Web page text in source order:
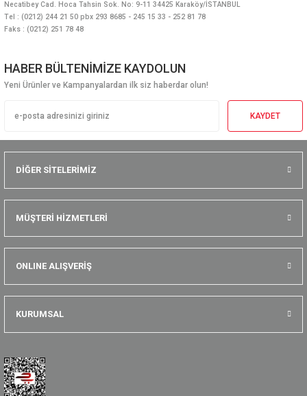
Necatibey Cad. Hoca Tahsin Sok. No: 9-11 34425 Karaköy/İSTANBUL
Tel : (0212) 244 21 50 pbx 293 8685 - 245 15 33 - 252 81 78
Faks : (0212) 251 78 48
HABER BÜLTENİMİZE KAYDOLUN
Yeni Ürünler ve Kampanyalardan ilk siz haberdar olun!
KAYDET
DİĞER SİTELERİMİZ
MÜŞTERİ HİZMETLERİ
ONLINE ALIŞVERİŞ
KURUMSAL